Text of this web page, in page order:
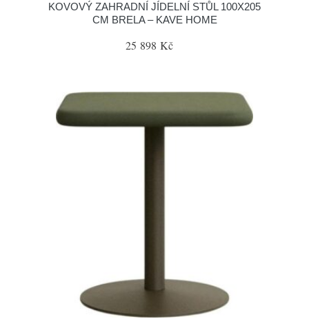
KOVOVÝ ZAHRADNÍ JÍDELNÍ STŮL 100X205
CM BRELA – KAVE HOME
25 898 Kč